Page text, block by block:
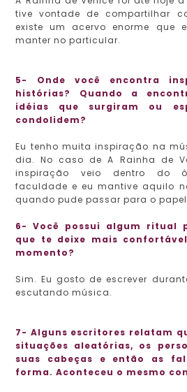
tive vontade de compartilhar
existe um acervo enorme que
manter no particular.
5- Onde você encontra
histórias? Quando a
idéias que surgiram ou
condolidem?
Eu tenho muita inspiração na
dia. No caso de A Rainha de
inspiração veio dentro do
faculdade e eu mantive aquilo
quando pude passar para o
6- Você possui algum ritual
que te deixe mais
momento?
Sim. Eu gosto de escrever
escutando música.
7- Alguns escritores relatam
situações aleatórias, os
suas cabeças e então as
forma. Aconteceu o mesmo